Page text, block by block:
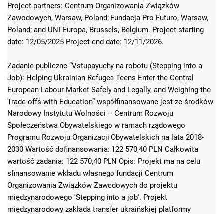
Project partners: Centrum Organizowania Związków
Zawodowych, Warsaw, Poland; Fundacja Pro Futuro, Warsaw,
Poland; and UNI Europa, Brussels, Belgium. Project starting
date: 12/05/2025 Project end date: 12/11/2026.
Zadanie publiczne “Vstupayuchy na robotu (Stepping into a
Job): Helping Ukrainian Refugee Teens Enter the Central
European Labour Market Safely and Legally, and Weighing the
Trade-offs with Education” współfinansowane jest ze środków
Narodowy Instytutu Wolności – Centrum Rozwoju
Społeczeństwa Obywatelskiego w ramach rządowego
Programu Rozwoju Organizacji Obywatelskich na lata 2018-
2030 Wartość dofinansowania: 122 570,40 PLN Całkowita
wartość zadania: 122 570,40 PLN Opis: Projekt ma na celu
sfinansowanie wkładu własnego fundacji Centrum
Organizowania Związków Zawodowych do projektu
międzynarodowego 'Stepping into a job'. Projekt
międzynarodowy zakłada transfer ukraińskiej platformy